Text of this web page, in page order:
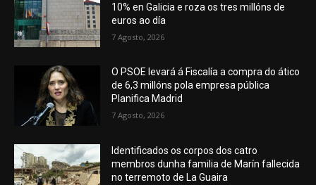
10% en Galicia e roza os tres millóns de
euros ao día
7 Agosto, 2026
O PSOE levará á Fiscalía a compra do ático
de 6,3 millóns pola empresa pública
Planifica Madrid
7 Agosto, 2026
Identificados os corpos dos catro
membros dunha familia de Marín fallecida
no terremoto de La Guaira